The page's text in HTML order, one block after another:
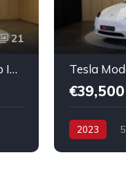
21
Mitsubishi L200 2.4 DI-D Club Intense Strakar 4WD
€39,500
2023